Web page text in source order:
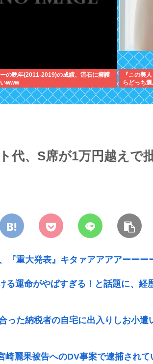
の晩年(2011-2019)の成績、流石に擁護
www
『この美
らどっち
代、S席が1万円越えで
『重大発表』キタァアアアアーーー
る運命がやばすぎる！と話題に、経
った納税者の自宅に出入りしお小遣
崎麗果被告へのDV事案で逮捕され